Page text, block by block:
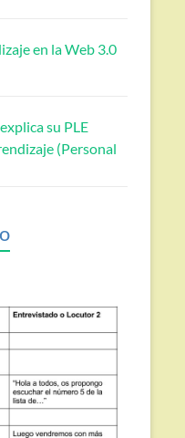
en la Web 3.0
su PLE
(Personal